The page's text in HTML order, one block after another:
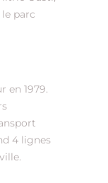
parc
en 1979.
4 lignes